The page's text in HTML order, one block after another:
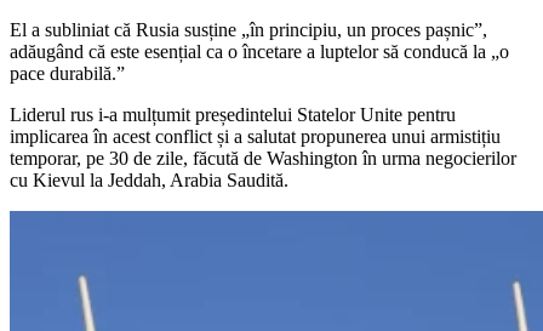
El a subliniat că Rusia susține „în principiu, un proces pașnic”,
adăugând că este esențial ca o încetare a luptelor să conducă la „o
pace durabilă.”
Liderul rus i-a mulțumit președintelui Statelor Unite pentru
implicarea în acest conflict și a salutat propunerea unui armistițiu
temporar, pe 30 de zile, făcută de Washington în urma negocierilor
cu Kievul la Jeddah, Arabia Saudită.